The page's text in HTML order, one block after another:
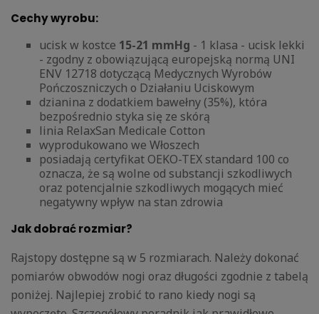
Cechy wyrobu:
ucisk w kostce 15-21 mmHg - 1 klasa - ucisk lekki
- zgodny z obowiązującą europejską normą UNI
ENV 12718 dotyczącą Medycznych Wyrobów
Pończoszniczych o Działaniu Uciskowym
dzianina z dodatkiem bawełny (35%), która
bezpośrednio styka się ze skórą
linia RelaxSan Medicale Cotton
wyprodukowano we Włoszech
posiadają certyfikat OEKO-TEX standard 100 co
oznacza, że są wolne od substancji szkodliwych
oraz potencjalnie szkodliwych mogących mieć
negatywny wpływ na stan zdrowia
Jak dobrać rozmiar?
Rajstopy dostępne są w 5 rozmiarach. Należy dokonać
pomiarów obwodów nogi oraz długości zgodnie z tabelą
poniżej. Najlepiej zrobić to rano kiedy nogi są